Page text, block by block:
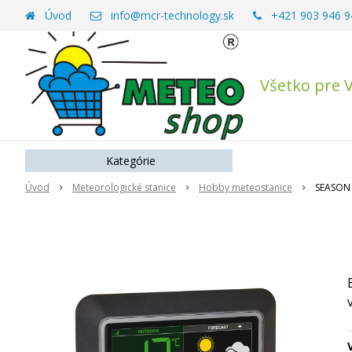
Všetko pre
Úvod info@mcr-technology.sk +421 903 946
Úvod Meteorologické stanice Hobby meteostanice SEASON
Kategórie